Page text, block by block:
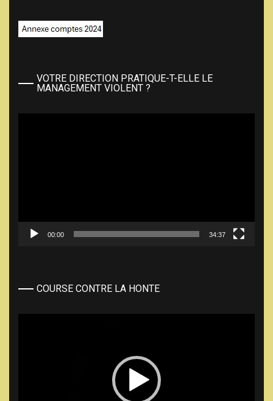
VOTRE DIRECTION PRATIQUE-T-ELLE LE
MANAGEMENT VIOLENT ?
00:00 34:37
COURSE CONTRE LA HONTE